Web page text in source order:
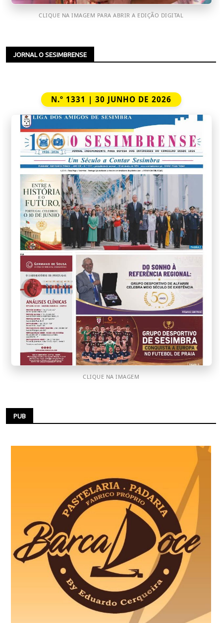
CLIQUE NA IMAGEM PARA ABRIR A EDIÇÃO DIGITAL
JORNAL O SESIMBRENSE
N.º 1331 | 30 JUNHO DE 2026
CLIQUE NA IMAGEM
PUB